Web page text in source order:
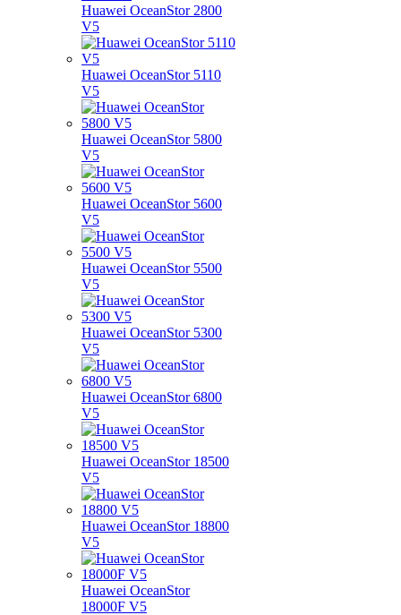
Huawei OceanStor 2800
V5
Huawei OceanStor 5110
V5
Huawei OceanStor 5800
V5
Huawei OceanStor 5600
V5
Huawei OceanStor 5500
V5
Huawei OceanStor 5300
V5
Huawei OceanStor 6800
V5
Huawei OceanStor 18500
V5
Huawei OceanStor 18800
V5
Huawei OceanStor
18000F V5